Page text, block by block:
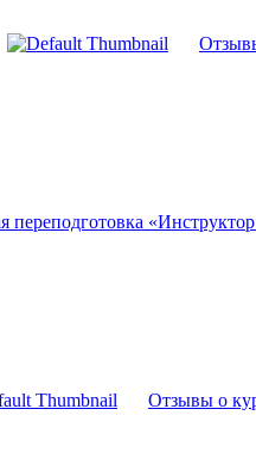
переподготовка
Отзывы о